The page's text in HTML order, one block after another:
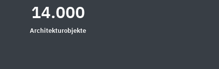
14.000
Architekturobjekte